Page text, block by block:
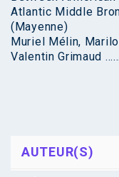
Atlantic Middle
(Mayenne)
Muriel Mélin,
Valentin Grimaud
AUTEUR(S)